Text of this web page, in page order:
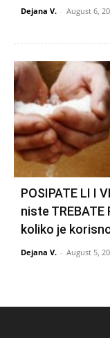
Dejana V. - August 6,
POSIPATE LI I
niste TREBATE
koliko je
Dejana V. - August 5,